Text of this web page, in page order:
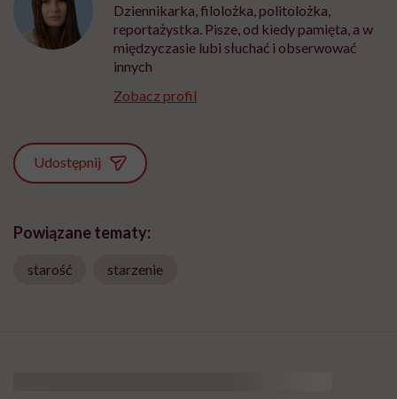
Dziennikarka, filolożka, politolożka,
reportażystka. Pisze, od kiedy pamięta, a w
międzyczasie lubi słuchać i obserwować
innych
Zobacz profil
Udostępnij
Powiązane tematy:
starość starzenie